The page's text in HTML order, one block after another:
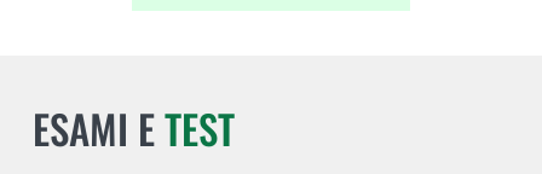
ESAMI ETEST